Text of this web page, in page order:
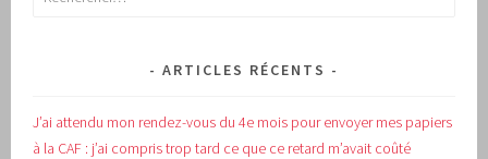
ARTICLES RÉCENTS
J’ai attendu mon rendez-vous du 4e mois pour envoyer mes papiers
à la CAF : j’ai compris trop tard ce que ce retard m’avait coûté